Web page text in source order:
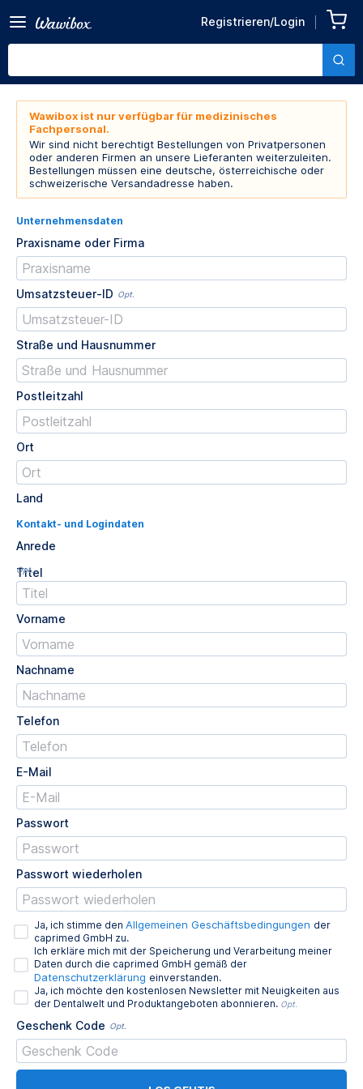
Registrieren/Login
Wawibox ist nur verfügbar für medizinisches
Fachpersonal.
Wir sind nicht berechtigt Bestellungen von Privatpersonen
oder anderen Firmen an unsere Lieferanten weiterzuleiten.
Bestellungen müssen eine deutsche, österreichische oder
schweizerische Versandadresse haben.
Unternehmensdaten
Praxisname oder Firma
Umsatzsteuer-ID Opt.
Straße und Hausnummer
Postleitzahl
Ort
Land
Kontakt- und Logindaten
Anrede
Titel
Opt.
Vorname
Nachname
Telefon
E-Mail
Passwort
Passwort wiederholen
Ja, ich stimme den Allgemeinen Geschäftsbedingungen der
caprimed GmbH zu.
Ich erkläre mich mit der Speicherung und Verarbeitung meiner
Daten durch die caprimed GmbH gemäß der
Datenschutzerklärung einverstanden.
Ja, ich möchte den kostenlosen Newsletter mit Neuigkeiten aus
der Dentalwelt und Produktangeboten abonnieren. Opt.
Geschenk Code Opt.